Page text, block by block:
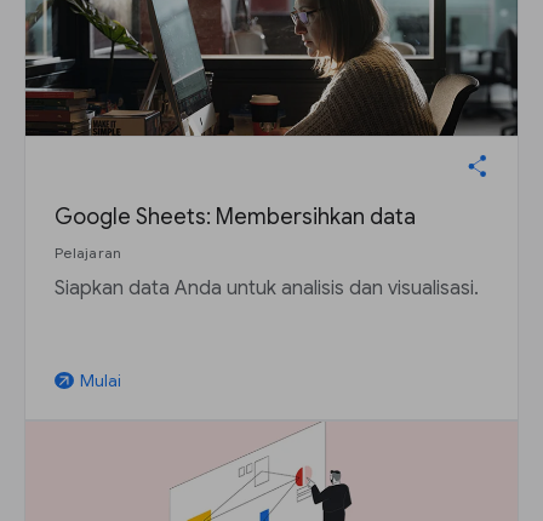
Google Sheets: Membersihkan data
Pelajaran
Siapkan data Anda untuk analisis dan visualisasi.
arrow_outward Mulai